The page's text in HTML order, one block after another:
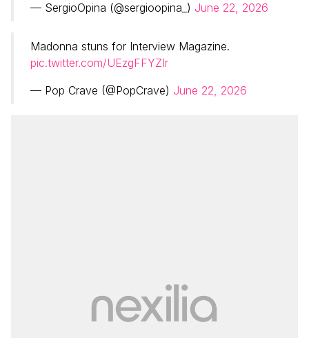
— SergioOpina (@sergioopina_) June 22, 2026
Madonna stuns for Interview Magazine.
pic.twitter.com/UEzgFFYZIr
— Pop Crave (@PopCrave) June 22, 2026